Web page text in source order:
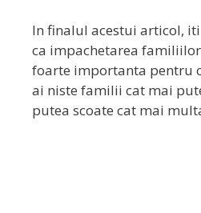
In finalul acestui articol,
ca impachetarea
foarte importanta pentru
ai niste familii cat mai
putea scoate cat mai